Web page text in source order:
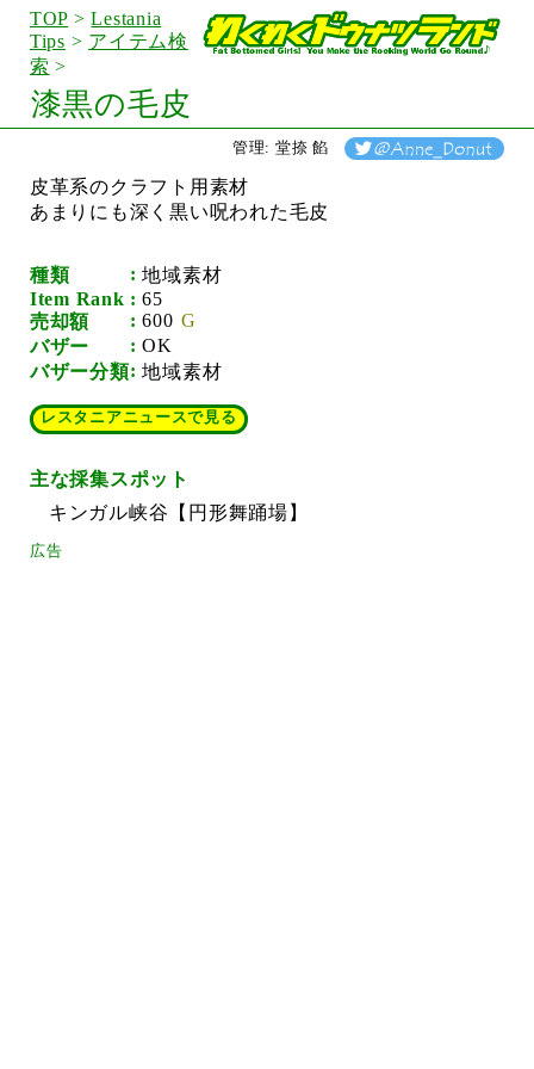
TOP >Lestania
Tips > アイテム検
索 >
漆黒の毛皮
管理: 堂捺 餡
皮革系のクラフト用素材
あまりにも深く黒い呪われた毛皮
種類
地域素材
Item Rank
65
売却額
600
バザー
OK
バザー分類
地域素材
レスタニアニュースで見る
主な採集スポット
キンガル峡谷【円形舞踊場】